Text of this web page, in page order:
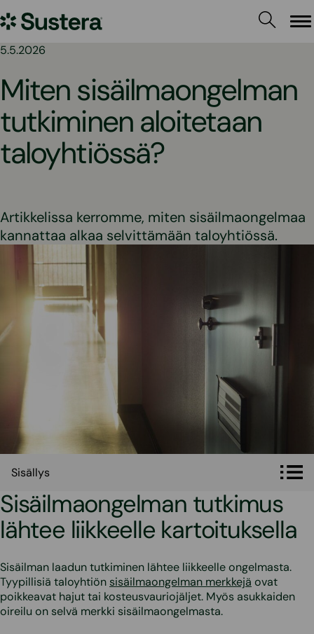
sisältöön
Sustera
5.5.2026
Miten sisäilmaongelman
tutkiminen aloitetaan
taloyhtiössä?
Artikkelissa kerromme, miten sisäilmaongelmaa
kannattaa alkaa selvittämään taloyhtiössä.
Sisällys
Sisäilmaongelman tutkimus
lähtee liikkeelle kartoituksella
Sisäilman laadun tutkiminen lähtee liikkeelle ongelmasta.
Tyypillisiä taloyhtiön sisäilmaongelman merkkejä ovat
poikkeavat hajut tai kosteusvauriojäljet. Myös asukkaiden
oireilu on selvä merkki sisäilmaongelmasta.